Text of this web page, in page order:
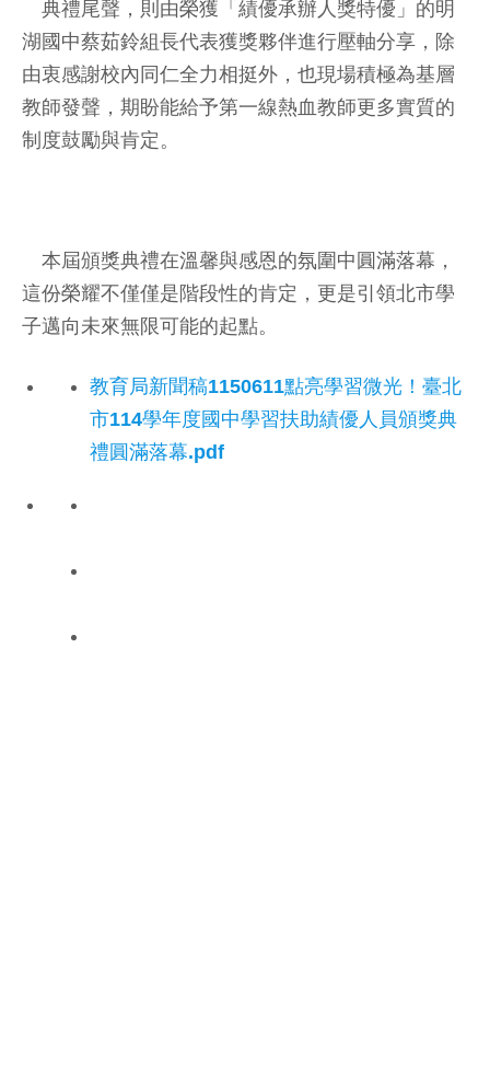
典禮尾聲，則由榮獲「績優承辦人獎特優」的明
湖國中蔡茹鈴組長代表獲獎夥伴進行壓軸分享，除
由衷感謝校內同仁全力相挺外，也現場積極為基層
教師發聲，期盼能給予第一線熱血教師更多實質的
制度鼓勵與肯定。
本屆頒獎典禮在溫馨與感恩的氛圍中圓滿落幕，
這份榮耀不僅僅是階段性的肯定，更是引領北市學
子邁向未來無限可能的起點。
教育局新聞稿1150611點亮學習微光！臺北
市114學年度國中學習扶助績優人員頒獎典
禮圓滿落幕.pdf